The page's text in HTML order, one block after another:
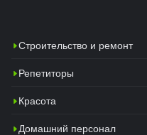
Строительство и ремонт
Репетиторы
Красота
Домашний персонал